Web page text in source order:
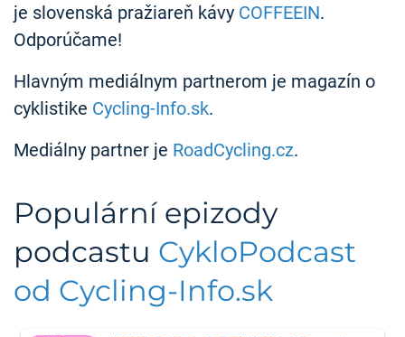
je slovenská pražiareň kávy COFFEEIN.
Odporúčame!
Hlavným mediálnym partnerom je magazín o
cyklistike Cycling-Info.sk.
Mediálny partner je RoadCycling.cz.
Populární epizody
podcastu CykloPodcast
od Cycling-Info.sk